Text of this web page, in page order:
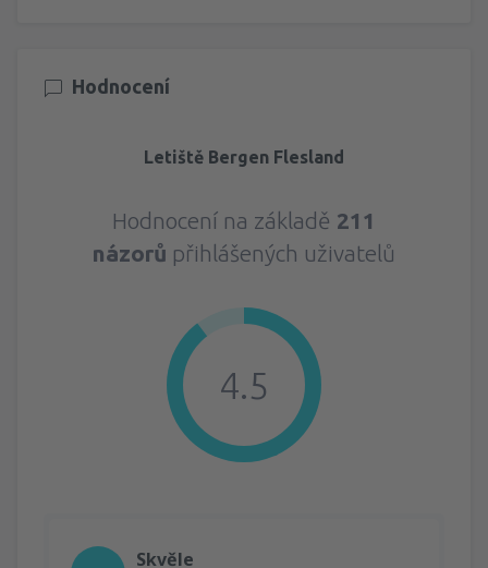
Hodnocení
Letiště Bergen Flesland
Hodnocení na základě 211
názorů přihlášených uživatelů
4.5
Skvěle